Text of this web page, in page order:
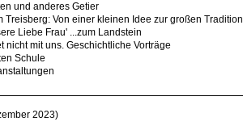
und anderes Getier
Treisberg: Von einer kleinen Idee zur großen Tradition
Liebe Frau' ...zum Landstein
nicht mit uns. Geschichtliche Vorträge
Schule
2023)